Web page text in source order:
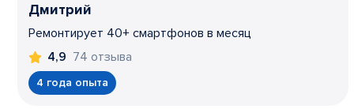
Дмитрий
Ремонтирует 40+ смартфонов в месяц
4,9 74 отзыва
4 года опыта